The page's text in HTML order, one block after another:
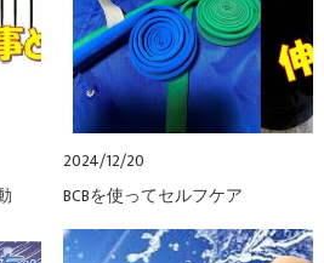
2024/12/20
BCBを使ってセルフケア